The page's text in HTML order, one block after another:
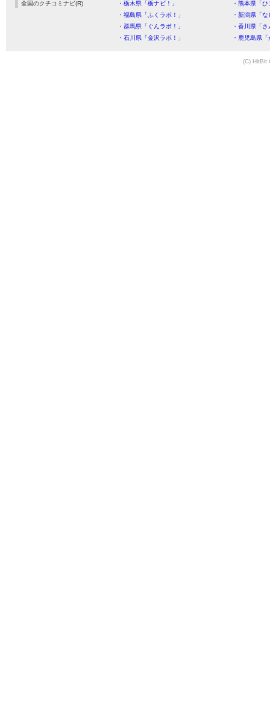
全国のクチコミナビ(R) ・栃木県「栃ナビ！」
・熊本県「
・福島県「ふくラボ！」
・新潟県「
・群馬県「ぐんラボ！」
・香川県「
・石川県「金沢ラボ！」
・鹿児島県
(C) HitBit